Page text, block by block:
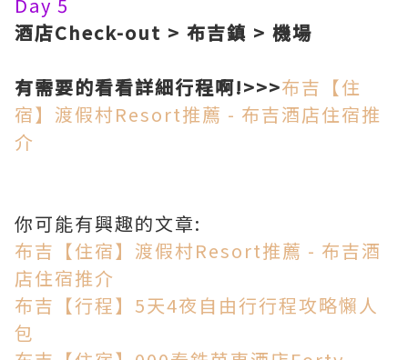
酒店Check-out > 布吉鎮 > 機場
有需要的看看詳細行程啊!>>>布吉【住
宿】渡假村Resort推薦 - 布吉酒店住宿推
介
你可能有興趣的文章:
布吉【住宿】渡假村Resort推薦 - 布吉酒
店住宿推介
布吉【行程】5天4夜自由行行程攻略懶人
包